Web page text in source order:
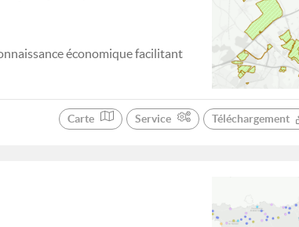
économique facilitant
Carte Service Téléchargement